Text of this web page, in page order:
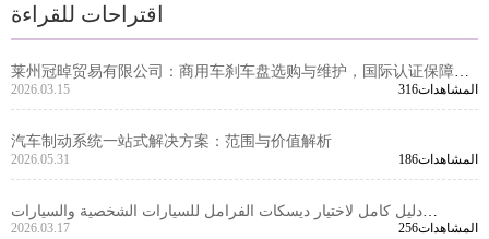
اقتراحات للقراءة
莱州冠晫贸易有限公司：商用车刹车盘选购与维护，国际认证保障安
全与寿命
2026.03.15 316المشاهدات
汽车制动系统一站式解决方案：范围与价值解析
2026.05.31 186المشاهدات
دليل كامل لاختيار ديسكات الفرامل للسيارات الشخصية والسيارات
التجارية: تحليل المعايير الأداء والمعلمات الرئيسية -莱州冠晫贸易有限公
2026.03.17 256المشاهدات